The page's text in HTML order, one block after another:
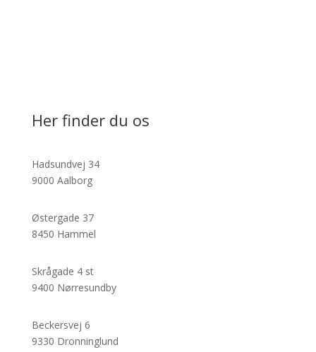
Her finder du os
Hadsundvej 34
9000 Aalborg
Østergade 37
8450 Hammel
Skrågade 4 st
9400 Nørresundby
Beckersvej 6
9330 Dronninglund